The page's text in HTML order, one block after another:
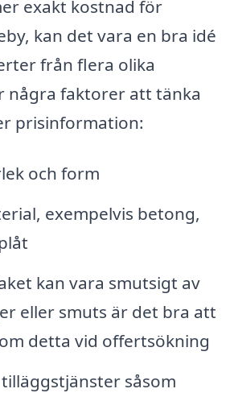
exakt kostnad för
kan det vara en bra idé
från flera olika
några faktorer att tänka
prisinformation:
och form
exempelvis betong,
kan vara smutsigt av
eller smuts är det bra att
detta vid offertsökning
såsom